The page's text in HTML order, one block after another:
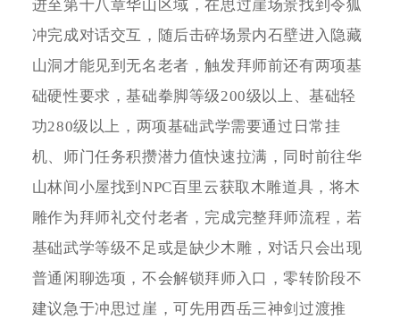
进至第十八章华山区域，在思过崖场景找到令狐
冲完成对话交互，随后击碎场景内石壁进入隐藏
山洞才能见到无名老者，触发拜师前还有两项基
础硬性要求，基础拳脚等级200级以上、基础轻
功280级以上，两项基础武学需要通过日常挂
机、师门任务积攒潜力值快速拉满，同时前往华
山林间小屋找到NPC百里云获取木雕道具，将木
雕作为拜师礼交付老者，完成完整拜师流程，若
基础武学等级不足或是缺少木雕，对话只会出现
普通闲聊选项，不会解锁拜师入口，零转阶段不
建议急于冲思过崖，可先用西岳三神剑过渡推